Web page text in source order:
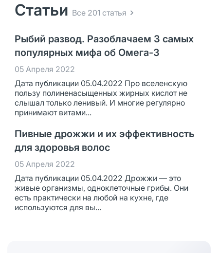
Статьи Все 201 статья
Рыбий развод. Разоблачаем 3 самых
популярных мифа об Омега-3
05 Апреля 2022
Дата публикации 05.04.2022 Про вселенскую
пользу полиненасыщенных жирных кислот не
слышал только ленивый. И многие регулярно
принимают витами...
Пивные дрожжи и их эффективность
для здоровья волос
05 Апреля 2022
Дата публикации 05.04.2022 Дрожжи — это
живые организмы, одноклеточные грибы. Они
есть практически на любой на кухне, где
используются для вы...